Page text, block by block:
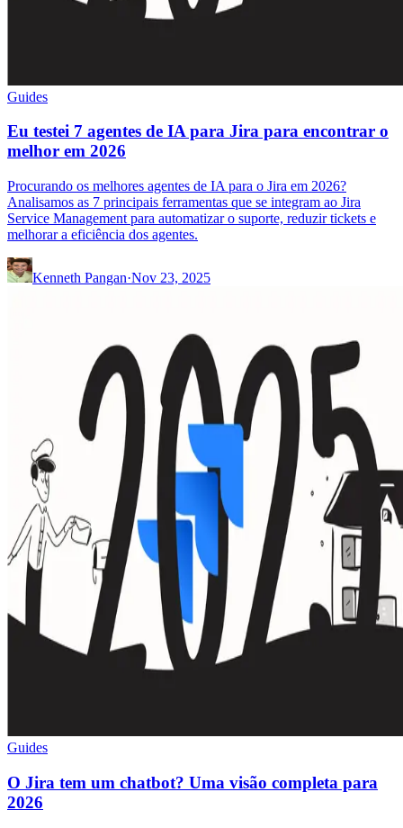
Guides
Eu testei 7 agentes de IA para Jira para encontrar o
melhor em 2026
Procurando os melhores agentes de IA para o Jira em 2026?
Analisamos as 7 principais ferramentas que se integram ao Jira
Service Management para automatizar o suporte, reduzir tickets e
melhorar a eficiência dos agentes.
Kenneth Pangan·Nov 23, 2025
Guides
O Jira tem um chatbot? Uma visão completa para
2026